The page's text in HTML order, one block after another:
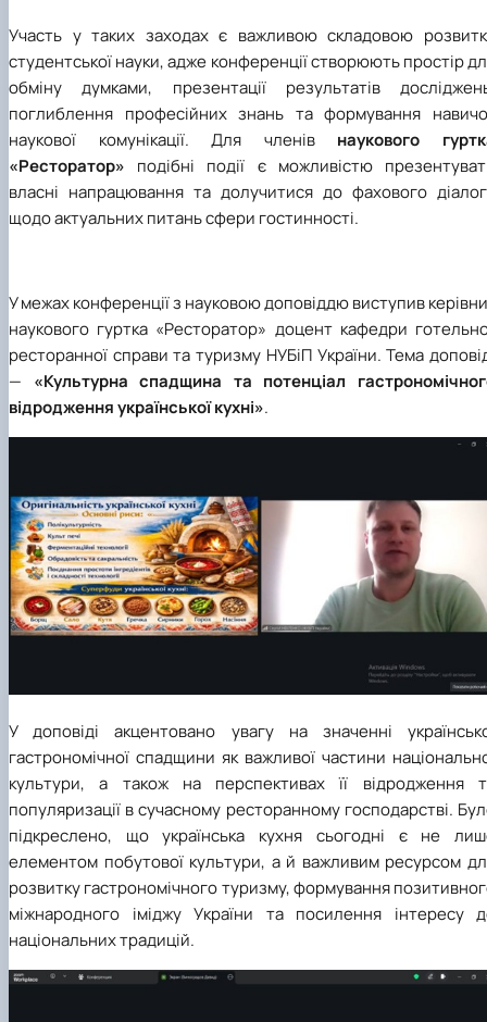
Участь у таких заходах є важливою складовою
студентської науки, адже конференції створюють простір
обміну думками, презентації результатів
поглиблення професійних знань та формування
наукової комунікації. Для членів наукового
«Ресторатор» подібні події є можливістю
власні напрацювання та долучитися до фахового
щодо актуальних питань сфери гостинності.
У межах конференції з науковою доповіддю виступив
наукового гуртка «Ресторатор» доцент кафедри
ресторанної справи та туризму НУБіП України. Тема
— «Культурна спадщина та потенціал
відродження української кухні».
У доповіді
акцентовано увагу на значенні
гастрономічної спадщини як важливої частини
культури, а також на перспективах її відродження
популяризації в сучасному ресторанному господарстві.
підкреслено, що українська кухня сьогодні є не
елементом побутової культури, а й важливим ресурсом
розвитку гастрономічного туризму, формування
міжнародного іміджу України та посилення інтересу
національних традицій.